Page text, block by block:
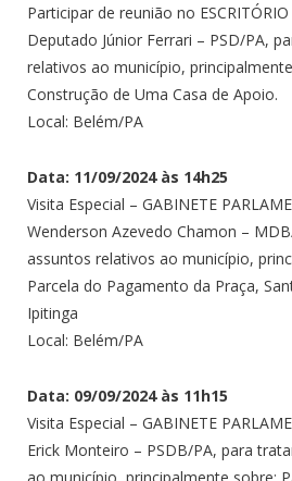
Participar de reunião no
Deputado Júnior Ferrari – PSD/PA,
relativos ao município,
Construção de Uma Casa de Apoio.
Local: Belém/PA
Data: 11/09/2024 às 14h25
Visita Especial – GABINETE
Wenderson Azevedo Chamon –
assuntos relativos ao município,
Parcela do Pagamento da Praça,
Ipitinga
Local: Belém/PA
Data: 09/09/2024 às 11h15
Visita Especial – GABINETE
Erick Monteiro – PSDB/PA, para